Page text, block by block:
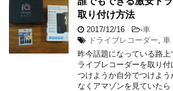
取り付け方法
2017/12/16 -車
ドライブレコーダー 車
昨今話題になっている路
ライブレコーダーを取り
つけようか自分でつけよ
なくアマゾンを見ていた